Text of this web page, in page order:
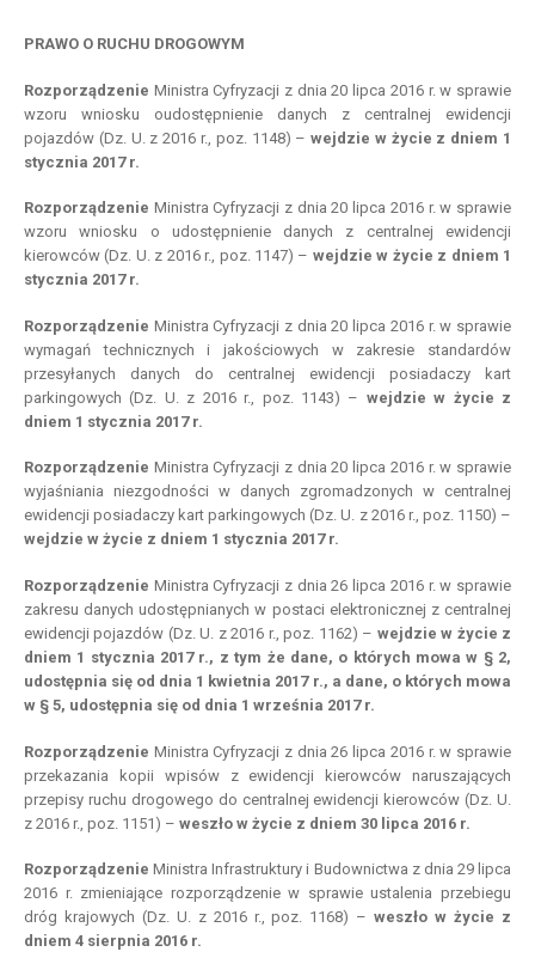
PRAWO O RUCHU DROGOWYM
Rozporządzenie Ministra Cyfryzacji z dnia 20 lipca 2016 r. w sprawie
wzoru wniosku oudostępnienie danych z centralnej ewidencji
pojazdów (Dz. U. z 2016 r., poz. 1148) – wejdzie w życie z dniem 1
stycznia 2017 r.
Rozporządzenie Ministra Cyfryzacji z dnia 20 lipca 2016 r. w sprawie
wzoru wniosku o udostępnienie danych z centralnej ewidencji
kierowców (Dz. U. z 2016 r., poz. 1147) – wejdziew życie z dniem 1
stycznia 2017 r.
Rozporządzenie Ministra Cyfryzacji z dnia 20 lipca 2016 r. w sprawie
wymagań technicznych i jakościowych w zakresie standardów
przesyłanych danych do centralnej ewidencji posiadaczy kart
parkingowych (Dz. U. z 2016 r., poz. 1143) – wejdziew życie z
dniem 1 stycznia 2017 r.
Rozporządzenie Ministra Cyfryzacji z dnia 20 lipca 2016 r. w sprawie
wyjaśniania niezgodności w danych zgromadzonych w centralnej
ewidencji posiadaczy kart parkingowych (Dz. U. z 2016 r., poz. 1150) –
wejdzie w życie z dniem 1 stycznia 2017 r.
Rozporządzenie Ministra Cyfryzacji z dnia 26 lipca 2016 r. w sprawie
zakresu danych udostępnianych w postaci elektronicznej z centralnej
ewidencji pojazdów (Dz. U. z 2016 r., poz. 1162) – wejdziew życie z
dniem 1 stycznia 2017 r., z tym że dane, o których mowa w § 2,
udostępnia się od dnia 1 kwietnia 2017 r., a dane, o których mowa
w § 5, udostępnia się od dnia 1 września 2017 r.
Rozporządzenie Ministra Cyfryzacji z dnia 26 lipca 2016 r. w sprawie
przekazania kopii wpisów z ewidencji kierowców naruszających
przepisy ruchu drogowego do centralnej ewidencji kierowców (Dz. U.
z 2016 r., poz. 1151) – weszło w życie z dniem 30 lipca 2016 r.
Rozporządzenie Ministra Infrastruktury i Budownictwa z dnia 29 lipca
2016 r. zmieniające rozporządzenie w sprawie ustalenia przebiegu
dróg krajowych (Dz. U. z 2016 r., poz. 1168) – weszłowżycie z
dniem 4 sierpnia 2016 r.